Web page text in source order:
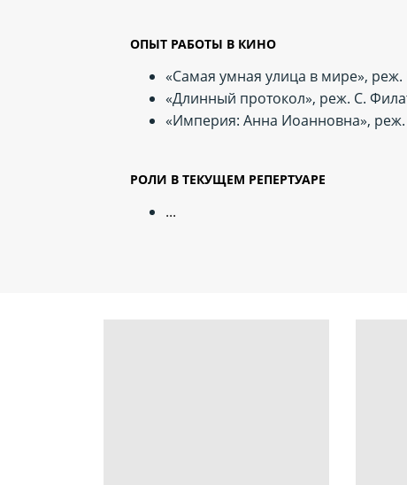
ОПЫТ РАБОТЫ В КИНО
«Самая умная улица в мире»,
«Длинный протокол», реж. С.
«Империя: Анна Иоанновна»,
РОЛИ В ТЕКУЩЕМ РЕПЕРТУАРЕ
...